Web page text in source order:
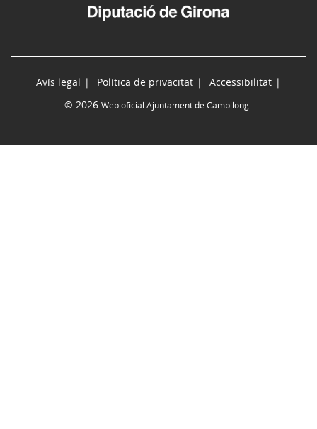
Avís legal Política de privacitat
Accessibilitat
© 2026 Web oficial Ajuntament de Campllong